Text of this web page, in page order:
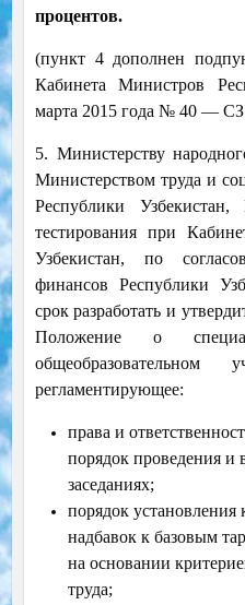
процентов.
(пункт 4 дополнен
Кабинета Министров
марта 2015 года № 40 — СЗ
5. Министерству
Министерством труда и
Республики Узбекистан,
тестирования при
Узбекистан, по
финансов Республики
срок разработать и
Положение о
регламентирующее:
права и
порядок проведения и
заседаниях;
порядок установления
надбавок к базовым
на основании
труда;